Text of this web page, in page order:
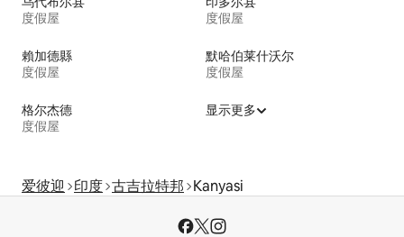
度假屋
度假屋
賴加德縣
度假屋
默哈伯莱什沃尔
度假屋
格尔杰德
度假屋
显示更多
爱彼迎 印度 古吉拉特邦 Kanyasi